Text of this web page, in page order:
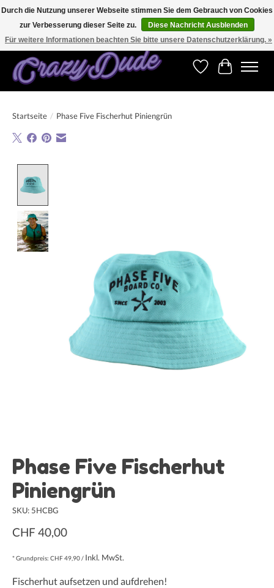
Versandkostenfrei bestellen ab CHF 200.00 in der Schweiz und ab EUR 250.00 in den
meisten Ländern weltweit.
Wunschzettel
Ihr
Startseite / Phase Five Fischerhut Piniengrün
Phase Five Fischerhut
Piniengrün
SKU: 5HCBG
CHF 40,00
* Grundpreis: CHF 49,90 / Inkl. MwSt.
Fischerhut aufsetzen und aufdrehen!
Durch die Nutzung unserer Webseite stimmen Sie dem Gebrauch von Cookies
zur Verbesserung dieser Seite zu.
Diese Nachricht Ausblenden
Für weitere Informationen beachten Sie bitte unsere Datenschutzerklärung. »